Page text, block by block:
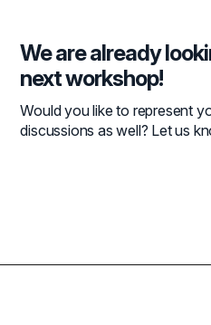
We are already
next workshop!
Would you like to represent
discussions as well? Let us